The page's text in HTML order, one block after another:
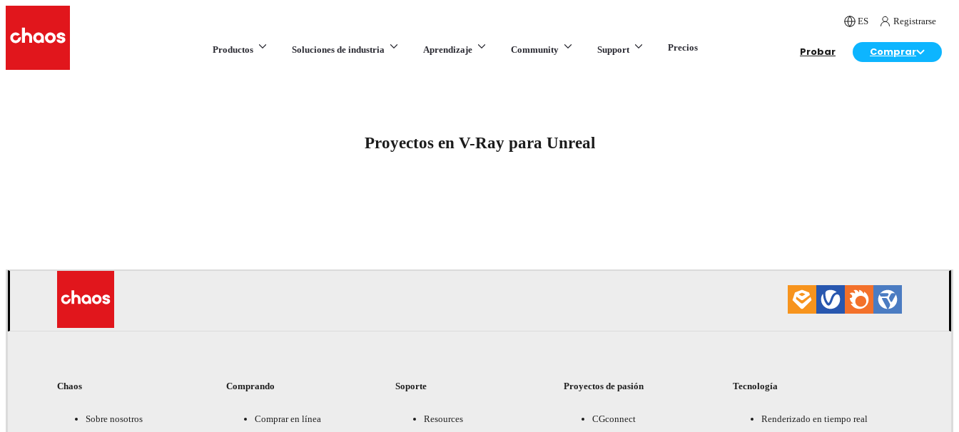
ES Registrarse
Productos Soluciones de industria Aprendizaje Community Support Precios Probar Comprar
Proyectos en V-Ray para Unreal
Chaos
Sobre nosotros
Comprando
Comprar en línea
Soporte
Resources
Proyectos de pasión
CGconnect
Tecnología
Renderizado en tiempo real